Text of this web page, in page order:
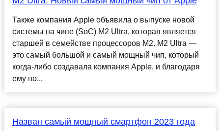
Также компания Apple объявила о выпуске новой
системы на чипе (SoC) M2 Ultra, которая является
старшей в семействе процессоров M2. M2 Ultra —
это самый большой и самый мощный чип, который
когда-либо создавала компания Apple, и благодаря
ему но...
Назван самый мощный смартфон 2023 года